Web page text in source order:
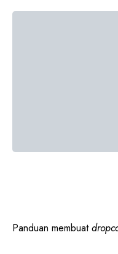
Panduan membuat